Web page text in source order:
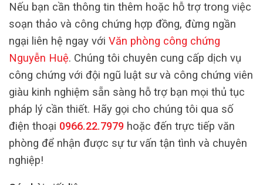
Nếu bạn cần thông tin thêm hoặc hỗ trợ trong việc
soạn thảo và công chứng hợp đồng, đừng ngần
ngại liên hệ ngay với Văn phòng công chứng
Nguyễn Huệ. Chúng tôi chuyên cung cấp dịch vụ
công chứng với đội ngũ luật sư và công chứng viên
giàu kinh nghiệm sẵn sàng hỗ trợ bạn mọi thủ tục
pháp lý cần thiết. Hãy gọi cho chúng tôi qua số
điện thoại 0966.22.7979 hoặc đến trực tiếp văn
phòng để nhận được sự tư vấn tận tình và chuyên
nghiệp!